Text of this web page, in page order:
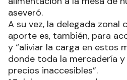
aseveró.
A su vez, la delegada zonal
aporte es, también, para
y “aliviar la carga en estos
donde toda la mercadería
precios inaccesibles”.